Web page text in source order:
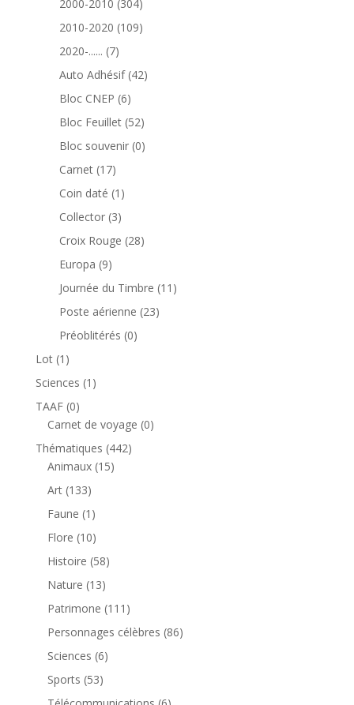
2000-2010 304
produits
2010-2020 109109
2020-...... 77
produits
Auto Adhésif 4242
Bloc CNEP 66
produits
Bloc Feuillet 5252
produits
Bloc souvenir 00
Carnet 1717
produits
Coin daté 1 1
produit
Collector 33
produits
Croix Rouge 2828
Europa 99
produits
Journée du Timbre 11 11
Poste aérienne 2323
Préoblitérés 00
Lot 1 1
produit
Sciences 1 1
TAAF 00
produit
Carnet de voyage 00
Thématiques 442442
Animaux 1515
Art 133133
produits
Faune 1 1
produit
Flore 1010
produits
Histoire 5858
Nature 1313
produits
Patrimone 111 111
produits
Personnages célèbres 8686
Sciences 66
Sports 5353
produits
6